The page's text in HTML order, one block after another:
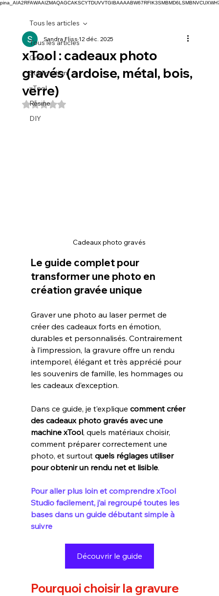
Tous les articles
Cricut
Sublimation
xTool
Résine
DIY
Tous les articles
xTool : cadeaux photo
gravés (ardoise, métal, bois,
verre)
Sandra Fliss12 déc. 2025
Noté NaN étoiles sur 5.
Cadeaux photo gravés
Le guide complet pour
transformer une photo en
création gravée unique
Graver une photo au laser permet de
créer des cadeaux forts en émotion,
durables et personnalisés. Contrairement
à l’impression, la gravure offre un rendu
intemporel, élégant et très apprécié pour
les souvenirs de famille, les hommages ou
les cadeaux d’exception.
Dans ce guide, je t’explique comment créer
des cadeaux photo gravés avec une
machine xTool, quels matériaux choisir,
comment préparer correctement une
photo, et surtout quels réglages utiliser
pour obtenir un rendu net et lisible.
Pour aller plus loin et comprendre xTool
Studio facilement, j’ai regroupé toutes les
bases dans un guide débutant simple à
suivre
Découvrir le guide
Pourquoi choisir la gravure